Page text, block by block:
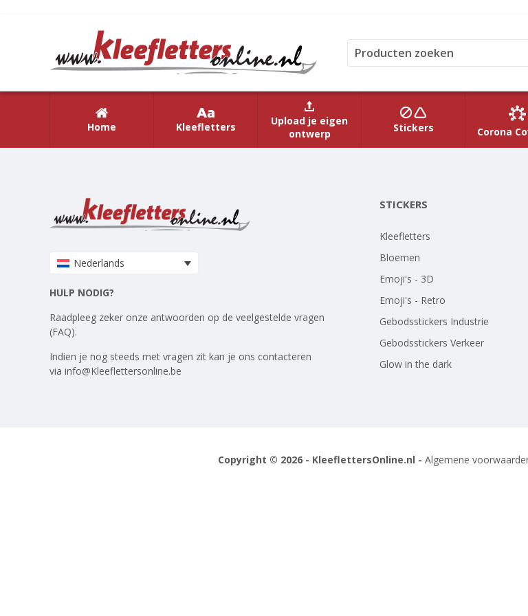
Home Kleefletters
Upload je eigen
ontwerp
Stickers Corona
Nederlands
HULP NODIG?
Raadpleeg zeker onze antwoorden op de veelgestelde vragen
(FAQ).
Indien je nog steeds met vragen zit kan je ons contacteren
via info@Kleeflettersonline.be
STICKERS
Kleefletters
Bloemen
Emoji's - 3D
Emoji's - Retro
Gebodsstickers Industrie
Gebodsstickers Verkeer
Glow in the dark
Copyright © 2026 - KleeflettersOnline.nl - Algemene